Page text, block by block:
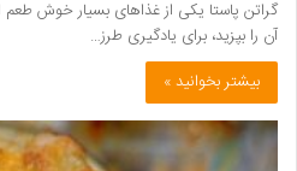
گراتن پاستا یکی از غذاهای بسیار خوش طعم
آن را بپزید، برای یادگیری طرز…
بیشتر بخوانید »